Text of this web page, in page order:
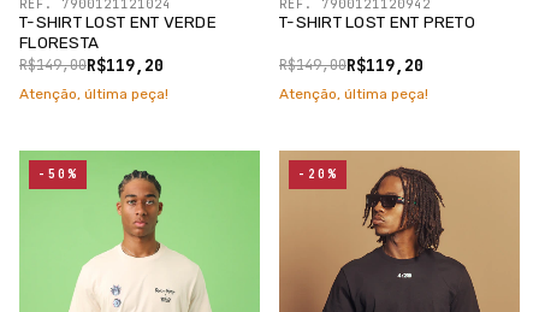
T-SHIRT LOST ENT VERDE
FLORESTA
R$119,20
R$149,00
REF. 7900121121024
Atenção, última peça!
T-SHIRT LOST ENT PRETO
R$119,20
R$149,00
REF. 7900121120942
Atenção, última peça!
-50% -20%